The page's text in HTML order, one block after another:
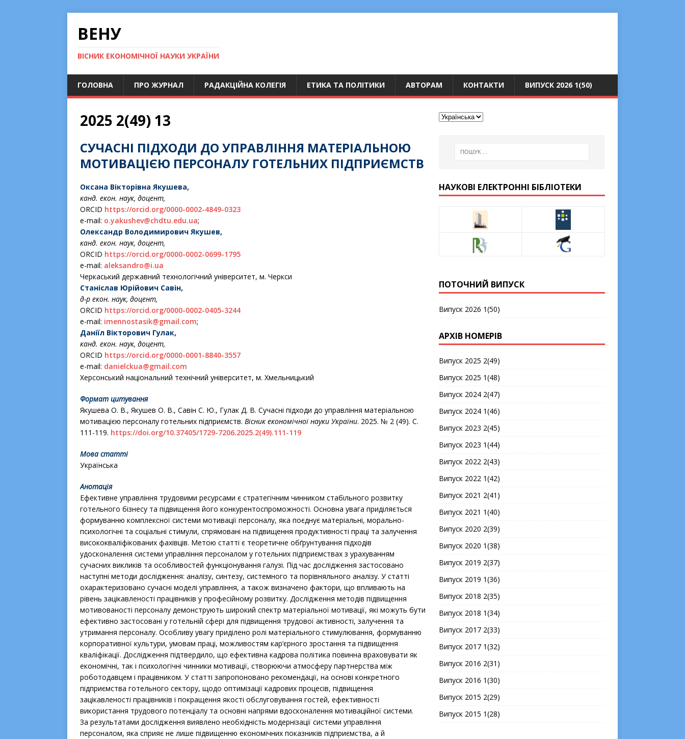
ВЕНУ
ВІСНИК ЕКОНОМІЧНОЇ НАУКИ УКРАЇНИ
ГОЛОВНА ПРО ЖУРНАЛ РАДАКЦІЙНА КОЛЕГІЯ ЕТИКА ТА ПОЛІТИКИ АВТОРАМ КОНТАКТИ ВИПУСК 2026 1(50)
2025 2(49) 13
СУЧАСНІ ПІДХОДИ ДО УПРАВЛІННЯ МАТЕРІАЛЬНОЮ
МОТИВАЦІЄЮ ПЕРСОНАЛУ ГОТЕЛЬНИХ ПІДПРИЄМСТВ
Оксана Вікторівна Якушева,
канд. екон. наук, доцент,
ORCID https://orcid.org/0000-0002-4849-0323
е-mail: o.yakushev@chdtu.edu.ua;
Олександр Володимирович Якушев,
канд. екон. наук, доцент,
ORCID https://orcid.org/0000-0002-0699-1795
е-mail: aleksandro@i.ua
Черкаський державний технологічний університет, м. Черкси
Станіслав Юрійович Савін,
д-р екон. наук, доцент,
ORCID https://orcid.org/0000-0002-0405-3244
е-mail: imennostasik@gmail.com;
Даніїл Вікторович Гулак,
канд. екон. наук, доцент,
ORCID https://orcid.org/0000-0001-8840-3557
е-mail: danielckua@gmail.com
Херсонський національний технічний університет, м. Хмельницький
Формат цитування
Якушева О. В., Якушев О. В., Савін С. Ю., Гулак Д. В. Сучасні підходи до управління матеріальною
моти­ва­цією персоналу готельних підприємств. Вісник економічної науки України. 2025. № 2 (49). С.
111-119. https://doi.org/10.37405/1729-7206.2025.2(49).111-119
Мова статті
Українська
Анотація
Ефективне управління трудовими ресурсами є стратегічним чинником стабільного розвитку
готельного бізнесу та підвищення його конкурентоспроможності. Основна увага приділяється
формуванню комплексної системи мотивації персоналу, яка поєднує матеріальні, морально-
психологічні та соціальні стимули, спрямовані на підвищення продуктивності праці та залучення
висококваліфікованих фахівців. Метою статті є теоретичне обґрунтування підходів
удосконалення системи управління персоналом у готельних підприємствах з урахуванням
сучасних викликів та особливостей функціонування галузі. Під час дослідження застосовано
наступні методи дослідження: аналізу, синтезу, системного та порівняльного аналізу. У статті
охарактеризовано сучасні моделі управління, а також визначено фактори, що впливають на
рівень зацікавленості працівників у професійному розвитку. Дослідження методів підвищення
мотивованості персоналу демонструють широкий спектр матеріальної мотивації, які можуть бути
ефективно застосовані у готельній сфері для підвищення трудової активності, залучення та
утримання персоналу. Особливу увагу приділено ролі матеріального стимулювання, формуванню
корпоративної культури, умовам праці, можливостям кар’єрного зростання та підвищення
кваліфікації. Дослідження підтвердило, що ефективна кадрова політика повинна враховувати як
економічні, так і психологічні чинники мотивації, створюючи атмосферу партнерства між
роботодавцем і працівником. У статті запропоновано рекомендації, на основі конкретного
підприємства готельного сектору, щодо оптимізації кадрових процесів, підвищення
зацікавленості працівників і покращення якості обслуговування гостей, ефективності
використання трудового потенціалу та основні напрями вдосконалення мотиваційної системи.
За результатами дослідження виявлено необхідність модернізації системи управління
персоналом, яка сприяє не лише підвищенню економічних показників підприємства, а й
НАУКОВІ ЕЛЕКТРОННІ БІБЛІОТЕКИ
ПОТОЧНИЙ ВИПУСК
Випуск 2026 1(50)
АРХІВ НОМЕРІВ
Випуск 2025 2(49)
Випуск 2025 1(48)
Випуск 2024 2(47)
Випуск 2024 1(46)
Випуск 2023 2(45)
Випуск 2023 1(44)
Випуск 2022 2(43)
Випуск 2022 1(42)
Випуск 2021 2(41)
Випуск 2021 1(40)
Випуск 2020 2(39)
Випуск 2020 1(38)
Випуск 2019 2(37)
Випуск 2019 1(36)
Випуск 2018 2(35)
Випуск 2018 1(34)
Випуск 2017 2(33)
Випуск 2017 1(32)
Випуск 2016 2(31)
Випуск 2016 1(30)
Випуск 2015 2(29)
Випуск 2015 1(28)